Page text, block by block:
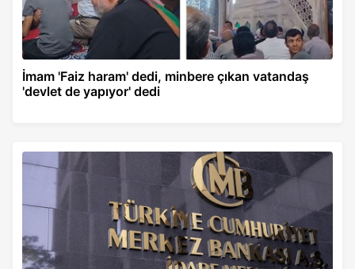
İmam 'Faiz haram' dedi, minbere çıkan vatandaş
'devlet de yapıyor' dedi